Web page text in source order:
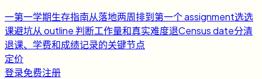
一第一学期生存指南从落地两周排到第一个 assignment选选
课避坑从 outline 判断工作量和真实难度退Census date分清
退课、学费和成绩记录的关键节点
定价
登录免费注册